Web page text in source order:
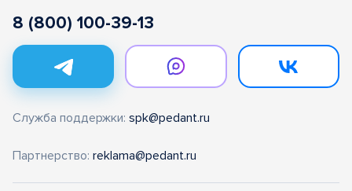
8 (800) 100-39-13
Служба поддержки: spk@pedant.ru
Партнерство: reklama@pedant.ru